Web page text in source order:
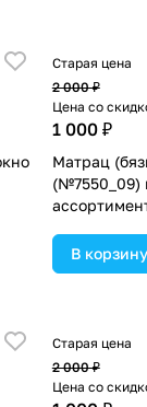
Старая цена
2 000 ₽
Цена со
1 000 ₽
Матрац
(№7550_09)
В корзину
Старая цена
2 000 ₽
Цена со